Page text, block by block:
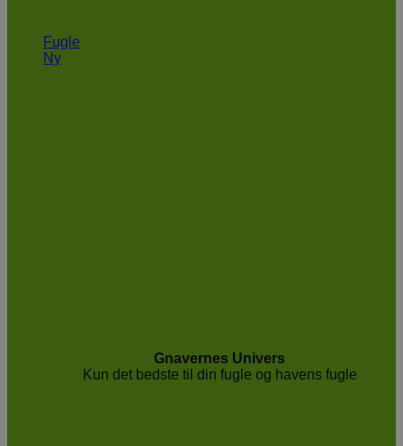
Fugle
Ny
Gnavernes Univers
Kun det bedste til din fugle og havens fugle